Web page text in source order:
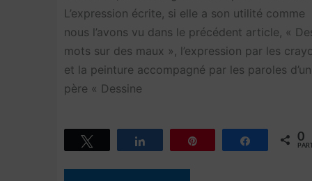
L’expression écrite, si elle a son utilité comme
nous l’avons vu dans le précédent article, «
mots sur des maux », l’expression par les
et la peinture accompagné par les paroles d’un
père « Dessine
Tweetez Partagez Partagez 0